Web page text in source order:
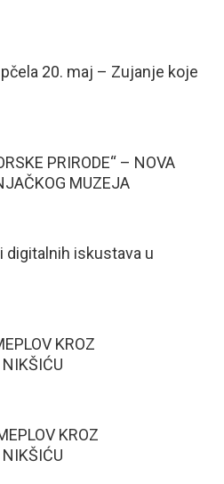
20. maj – Zujanje koje
PRIRODE“ – NOVA
MUZEJA
digitalnih iskustava u
KROZ
NIKŠIĆU
KROZ
NIKŠIĆU